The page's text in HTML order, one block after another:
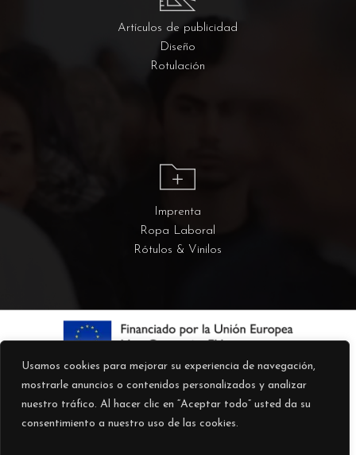
Usamos cookies para mejorar su experiencia de navegación,
mostrarle anuncios o contenidos personalizados y analizar
nuestro tráfico. Al hacer clic en “Aceptar todo” usted da su
consentimiento a nuestro uso de las cookies.
Artículos de publicidad
Diseño
Rotulación
Imprenta
Ropa Laboral
Rótulos & Vinilos